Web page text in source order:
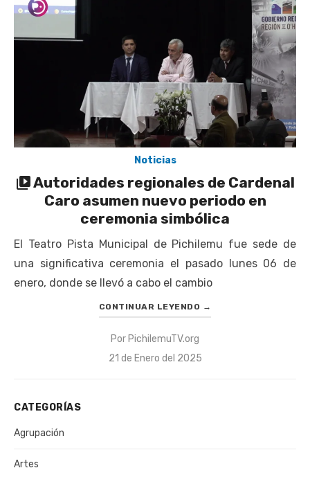
UOH y Municipalidad de Machalí suscriben convenio para
Hospital de Santa Cruz y Atención Primaria fortalecen
alianza para mejorar el acceso a la atención
gastroenterológica
Rector y diputado Neumann se refieren a cuestionamientos
al CFT O’Higgins
Valparaíso vuelve a posicionarse como la ciudad con la
conexión a internet más rápida del mundo
Noticias
Autoridades regionales de Cardenal
Caro asumen nuevo periodo en
ceremonia simbólica
El Teatro Pista Municipal de Pichilemu fue sede de
una significativa ceremonia el pasado lunes 06 de
enero, donde se llevó a cabo el cambio
CONTINUAR LEYENDO →
Por PichilemuTV.org
Publicado
21 de Enero del 2025
CATEGORÍAS
Agrupación
Artes